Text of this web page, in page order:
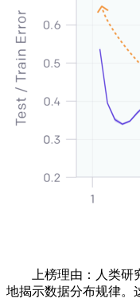
上榜理由：人类研究
地揭示数据分布规律。